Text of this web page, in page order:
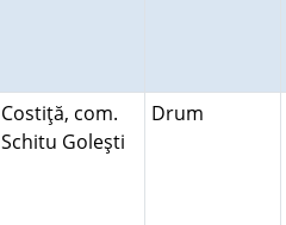
Costiţă, com.
Schitu Goleşti
Drum